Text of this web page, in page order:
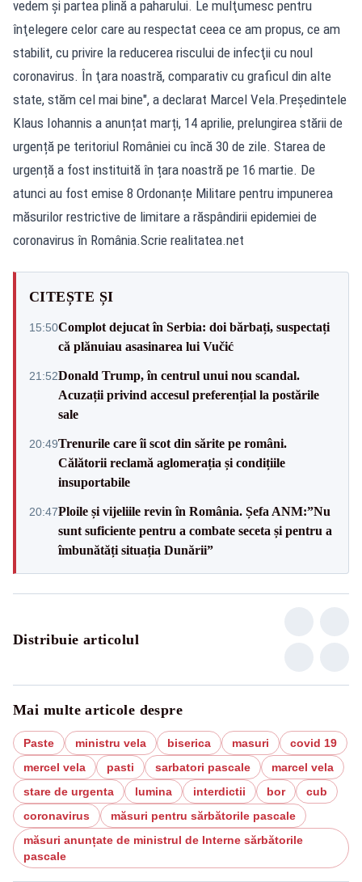
vedem şi partea plină a paharului. Le mulţumesc pentru
înţelegere celor care au respectat ceea ce am propus, ce am
stabilit, cu privire la reducerea riscului de infecţii cu noul
coronavirus. În ţara noastră, comparativ cu graficul din alte
state, stăm cel mai bine", a declarat Marcel Vela.Președintele
Klaus Iohannis a anunțat marți, 14 aprilie, prelungirea stării de
urgență pe teritoriul României cu încă 30 de zile. Starea de
urgență a fost instituită în țara noastră pe 16 martie. De
atunci au fost emise 8 Ordonanțe Militare pentru impunerea
măsurilor restrictive de limitare a răspândirii epidemiei de
coronavirus în România.Scrie realitatea.net
CITEȘTE ȘI
15:50Complot dejucat în Serbia: doi bărbați, suspectați
că plănuiau asasinarea lui Vučić
21:52Donald Trump, în centrul unui nou scandal.
Acuzații privind accesul preferențial la postările
sale
20:49Trenurile care îi scot din sărite pe români.
Călătorii reclamă aglomerația și condițiile
insuportabile
20:47Ploile și vijeliile revin în România. Șefa ANM:”Nu
sunt suficiente pentru a combate seceta și pentru a
îmbunătăți situația Dunării”
Distribuie articolul
Mai multe articole despre
Paste ministru vela biserica masuri
covid 19
mercel vela
pasti sarbatori pascale
marcel vela
stare de urgenta
lumina interdictii bor
cub
coronavirus
măsuri pentru sărbătorile pascale
măsuri anunțate de ministrul de Interne sărbătorile
pascale